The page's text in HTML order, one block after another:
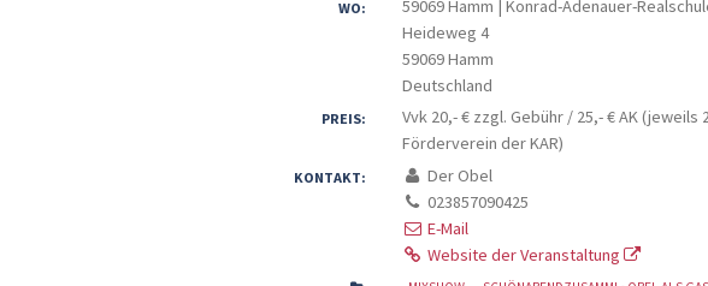
WO:
59069 Hamm | Konrad-Adenauer-
Heideweg 4
59069 Hamm
Deutschland
PREIS:
Vvk 20,- € zzgl. Gebühr / 25,- € AK (jeweils
Förderverein der KAR)
KONTAKT:
Der Obel
023857090425
E-Mail
Website der Veranstaltung